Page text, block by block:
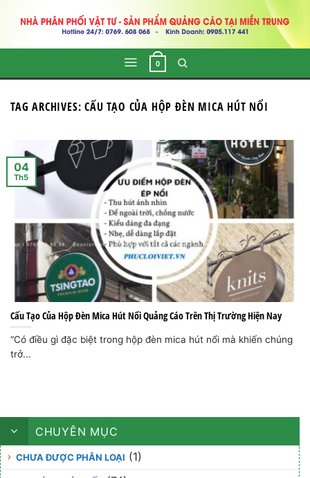
0
TAG ARCHIVES:CẤU TẠO CỦA HỘP ĐÈN MICA HÚT NỔI
Cấu Tạo Của Hộp Đèn Mica Hút Nổi Quảng Cáo Trên Thị Trường Hiện Nay
“Có điều gì đặc biệt trong hộp đèn mica hút nổi mà khiến chúng
trở...
04
Th5
CHUYÊN MỤC
CHƯA ĐƯỢC PHÂN LOẠI (1)